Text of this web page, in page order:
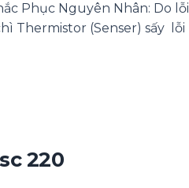
Phục Nguyên Nhân: Do lỗi
Thermistor (Senser) sấy lỗi
220